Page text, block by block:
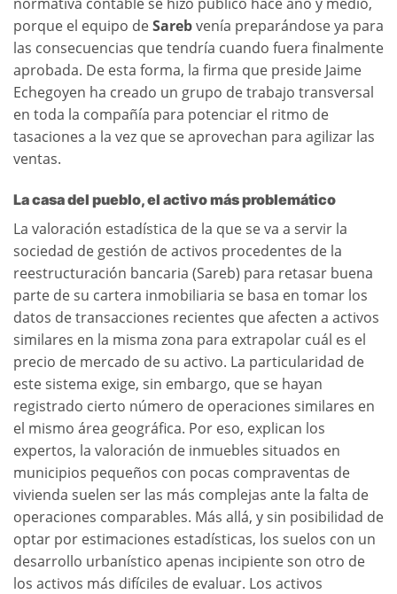
porque el equipo deSarebvenía preparándose ya para
las consecuencias que tendría cuando fuera finalmente
aprobada. De esta forma, la firma que preside Jaime
Echegoyen ha creado un grupo de trabajo transversal
en toda la compañía para potenciar el ritmo de
tasaciones a la vez que se aprovechan para agilizar las
ventas.
La casa del pueblo, el activo más problemático
La valoración estadística de la que se va a servir la
sociedad de gestión de activos procedentes de la
reestructuración bancaria (Sareb) para retasar buena
parte de su cartera inmobiliaria se basa en tomar los
datos de transacciones recientes que afecten a activos
similares en la misma zona para extrapolar cuál es el
precio de mercado de su activo. La particularidad de
este sistema exige, sin embargo, que se hayan
registrado cierto número de operaciones similares en
el mismo área geográfica. Por eso, explican los
expertos, la valoración de inmuebles situados en
municipios pequeños con pocas compraventas de
vivienda suelen ser las más complejas ante la falta de
operaciones comparables. Más allá, y sin posibilidad de
optar por estimaciones estadísticas, los suelos con un
desarrollo urbanístico apenas incipiente son otro de
los activos más difíciles de evaluar. Los activos